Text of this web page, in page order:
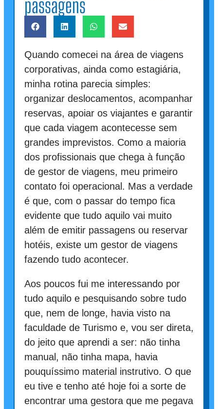
passagens
Quando comecei na área de viagens
corporativas, ainda como estagiária,
minha rotina parecia simples:
organizar deslocamentos, acompanhar
reservas, apoiar os viajantes e garantir
que cada viagem acontecesse sem
grandes imprevistos. Como a maioria
dos profissionais que chega à função
de gestor de viagens, meu primeiro
contato foi operacional. Mas a verdade
é que, com o passar do tempo fica
evidente que tudo aquilo vai muito
além de emitir passagens ou reservar
hotéis, existe um gestor de viagens
fazendo tudo acontecer.
Aos poucos fui me interessando por
tudo aquilo e pesquisando sobre tudo
que, nem de longe, havia visto na
faculdade de Turismo e, vou ser direta,
do jeito que aprendi a ser: não tinha
manual, não tinha mapa, havia
pouquíssimo material instrutivo. O que
eu tive e tenho até hoje foi a sorte de
encontrar uma gestora que me pegava